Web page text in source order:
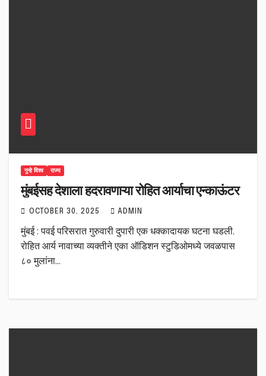
गुन्हे विश्व राज्य
मुंबईसह देशाला हदरावणाऱ्या रोहित आर्याचा एन्काऊंटर
OCTOBER 30, 2025 ADMIN
मुंबई : पवई परिसरात गुरुवारी दुपारी एक धक्कादायक घटना घडली.
रोहित आर्य नावाच्या व्यक्तीने एका ऑडिशन स्टुडिओमध्ये जवळपास
८० मुलांना…